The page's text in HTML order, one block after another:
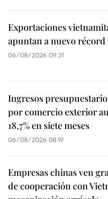
Exportaciones
apuntan a nuevo récord
06/08/2026 09:31
Ingresos
por comercio exterior
18,7% en siete meses
06/08/2026 08:19
Empresas chinas ven
de cooperación con